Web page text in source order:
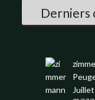
Derniers